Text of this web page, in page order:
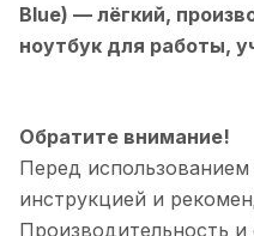
Blue) — лёгкий,
ноутбук для работы,
Обратите внимание!
Перед использованием
инструкцией и
Производительность